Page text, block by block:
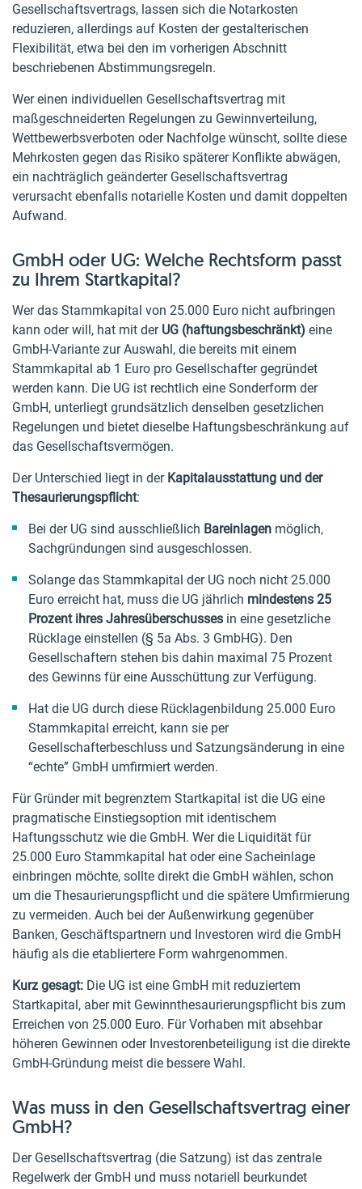
Gesellschaftsvertrags, lassen sich die Notarkosten
reduzieren, allerdings auf Kosten der gestalterischen
Flexibilität, etwa bei den im vorherigen Abschnitt
beschriebenen Abstimmungsregeln.
Wer einen individuellen Gesellschaftsvertrag mit
maßgeschneiderten Regelungen zu Gewinnverteilung,
Wettbewerbsverboten oder Nachfolge wünscht, sollte diese
Mehrkosten gegen das Risiko späterer Konflikte abwägen,
ein nachträglich geänderter Gesellschaftsvertrag
verursacht ebenfalls notarielle Kosten und damit doppelten
Aufwand.
GmbH oder UG: Welche Rechtsform passt
zu Ihrem Startkapital?
Wer das Stammkapital von 25.000 Euro nicht aufbringen
kann oder will, hat mit der UG (haftungsbeschränkt) eine
GmbH-Variante zur Auswahl, die bereits mit einem
Stammkapital ab 1 Euro pro Gesellschafter gegründet
werden kann. Die UG ist rechtlich eine Sonderform der
GmbH, unterliegt grundsätzlich denselben gesetzlichen
Regelungen und bietet dieselbe Haftungsbeschränkung auf
das Gesellschaftsvermögen.
Der Unterschied liegt in der Kapitalausstattung und der
Thesaurierungspflicht:
Bei der UG sind ausschließlich Bareinlagen möglich,
Sachgründungen sind ausgeschlossen.
Solange das Stammkapital der UG noch nicht 25.000
Euro erreicht hat, muss die UG jährlich mindestens 25
Prozent ihres Jahresüberschusses in eine gesetzliche
Rücklage einstellen (§ 5a Abs. 3 GmbHG). Den
Gesellschaftern stehen bis dahin maximal 75 Prozent
des Gewinns für eine Ausschüttung zur Verfügung.
Hat die UG durch diese Rücklagenbildung 25.000 Euro
Stammkapital erreicht, kann sie per
Gesellschafterbeschluss und Satzungsänderung in eine
“echte” GmbH umfirmiert werden.
Für Gründer mit begrenztem Startkapital ist die UG eine
pragmatische Einstiegsoption mit identischem
Haftungsschutz wie die GmbH. Wer die Liquidität für
25.000 Euro Stammkapital hat oder eine Sacheinlage
einbringen möchte, sollte direkt die GmbH wählen, schon
um die Thesaurierungspflicht und die spätere Umfirmierung
zu vermeiden. Auch bei der Außenwirkung gegenüber
Banken, Geschäftspartnern und Investoren wird die GmbH
häufig als die etabliertere Form wahrgenommen.
Kurz gesagt: Die UG ist eine GmbH mit reduziertem
Startkapital, aber mit Gewinnthesaurierungspflicht bis zum
Erreichen von 25.000 Euro. Für Vorhaben mit absehbar
höheren Gewinnen oder Investorenbeteiligung ist die direkte
GmbH-Gründung meist die bessere Wahl.
Was muss in den Gesellschaftsvertrag einer
GmbH?
Der Gesellschaftsvertrag (die Satzung) ist das zentrale
Regelwerk der GmbH und muss notariell beurkundet